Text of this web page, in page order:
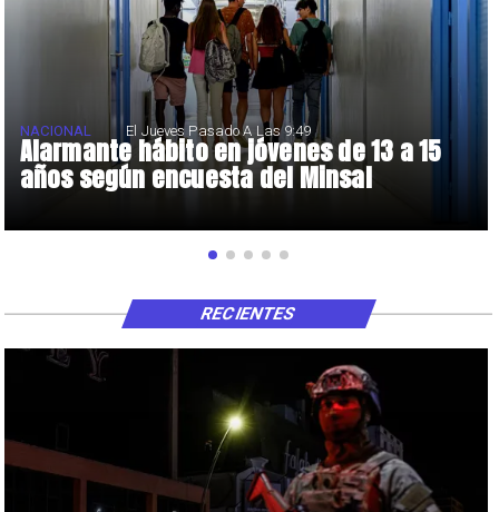
Alarmante hábito en jóvenes de 13 a 15
años según encuesta del Minsal
NACIONAL El Jueves Pasado A Las 9:49
RECIENTES